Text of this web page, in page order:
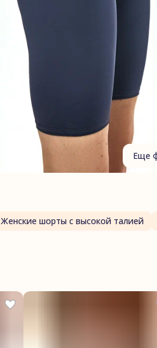
Еще
Женские шорты с высокой талией